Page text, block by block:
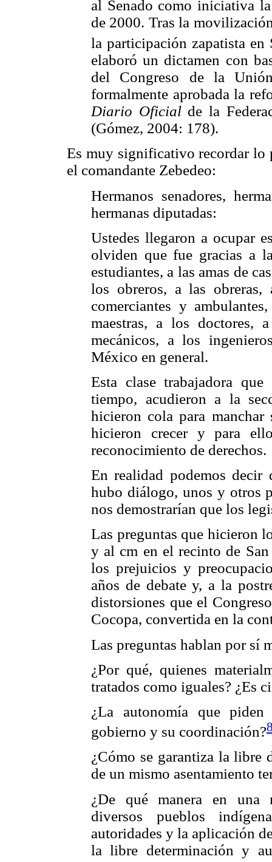
al Senado como iniciativa
de 2000. Tras la
la participación zapatista en
elaboró un dictamen con
del Congreso de la
formalmente aprobada la
Diario Oficialde la
(Gómez, 2004: 178).
Es muy significativo recordar lo
el comandante Zebedeo:
Hermanos senadores,
hermanas diputadas:
Ustedes llegaron a ocupar
olviden que fue gracias a
estudiantes, a las amas de
los obreros, a las
comerciantes y
maestras, a los doctores,
mecánicos, a los
México en general.
Esta clase trabajadora
tiempo, acudieron a la
hicieron cola para
hicieron crecer y para
reconocimiento de derechos.
En realidad podemos decir
hubo diálogo, unos y otros
nos demostrarían que los
Las preguntas que hicieron
y al cm en el recinto de
los prejuicios y
años de debate y, a la
distorsiones que el
Cocopa, convertida en la
Las preguntas hablan por sí
¿Por qué, quienes
tratados como iguales? ¿Es
¿La autonomía que
gobierno y su coordinación?
¿Cómo se garantiza la libre
de un mismo asentamiento
¿De qué manera en una
diversos pueblos
autoridades y la aplicación
la libre determinación y